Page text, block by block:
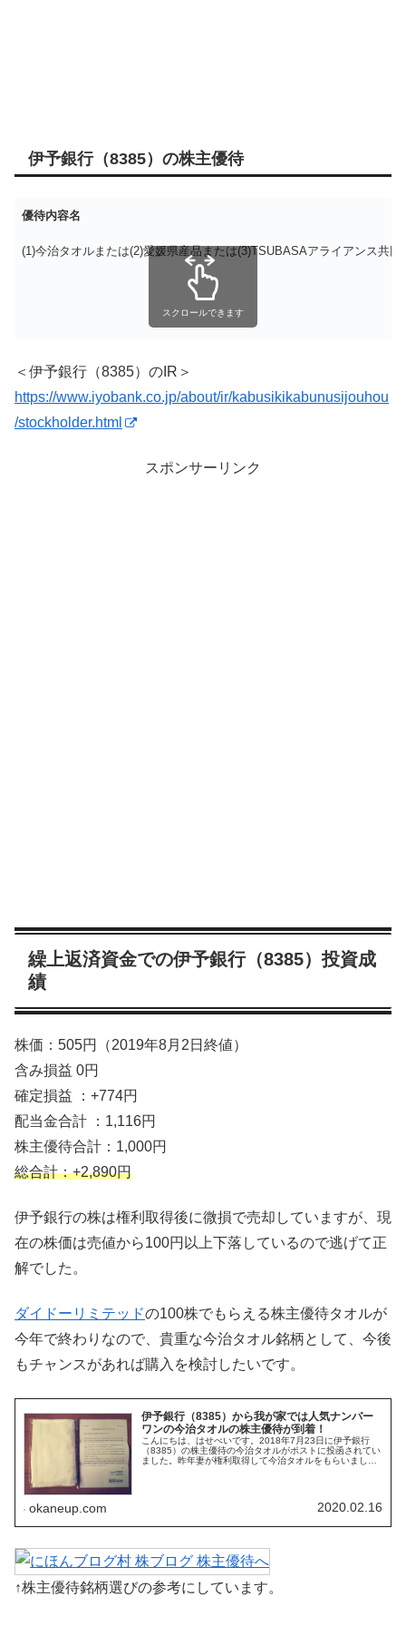
伊予銀行（8385）の株主優待
優待内容名
(1)今治タオルまたは(2)愛媛県産品または(3)TSUBASAアライアンス共
スクロールできます
＜伊予銀行（8385）のIR＞
https://www.iyobank.co.jp/about/ir/kabusikikabunusijouhou
/stockholder.html
スポンサーリンク
繰上返済資金での伊予銀行（8385）投資成
績
株価：505円（2019年8月2日終値）
含み損益 0円
確定損益 ：+774円
配当金合計 ：1,116円
株主優待合計：1,000円
総合計：+2,890円
伊予銀行の株は権利取得後に微損で売却していますが、現
在の株価は売値から100円以上下落しているので逃げて正
解でした。
ダイドーリミテッドの100株でもらえる株主優待タオルが
今年で終わりなので、貴重な今治タオル銘柄として、今後
もチャンスがあれば購入を検討したいです。
伊予銀行（8385）から我が家では人気ナンバー
ワンの今治タオルの株主優待が到着！
こんにちは、はせべいです。2018年7月23日に伊予銀行
（8385）の株主優待の今治タオルがポストに投函されてい
ました。昨年妻が権利取得して今治タオルをもらいました
okaneup.com 2020.02.16
↑株主優待銘柄選びの参考にしています。